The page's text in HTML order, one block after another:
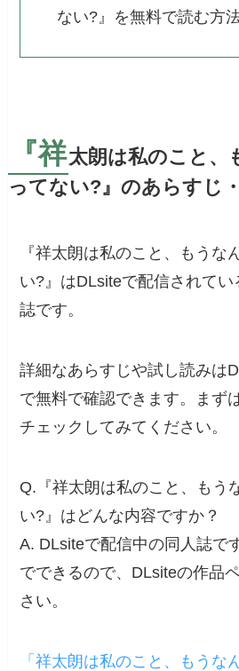
ない?』を無料で読む方
『祥太朗は私のこと、
ってない?』のあらすじ
『祥太朗は私のこと、もうな
い?』はDLsiteで配信されてい
誌です。
詳細なあらすじや試し読みは
で無料で確認できます。まず
チェックしてみてください。
Q.『祥太朗は私のこと、もう
い?』はどんな内容ですか？
A. DLsiteで配信中の同人誌で
でできるので、DLsiteの作品
さい。
「祥太朗は私のこと、もうな